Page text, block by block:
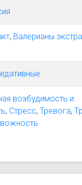
, Валерианы
возбудимость и
, Стресс,Тревога,